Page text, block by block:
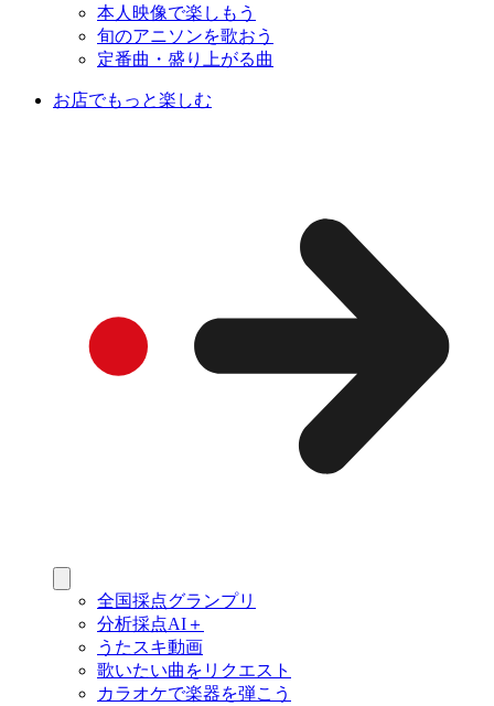
本人映像で楽しもう
旬のアニソンを歌おう
定番曲・盛り上がる曲
お店でもっと楽しむ
全国採点グランプリ
分析採点AI＋
うたスキ動画
歌いたい曲をリクエスト
カラオケで楽器を弾こう